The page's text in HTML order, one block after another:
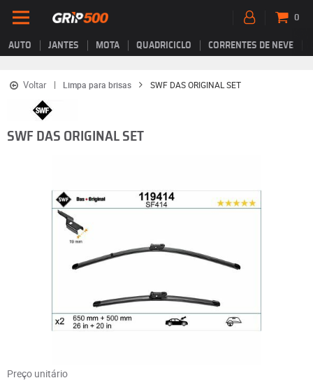
AUTO JANTES MOTA QUADRICICLO CORRENTES DE NEVE
0
Voltar Limpa para brisas SWF DAS ORIGINAL SET
SWF DAS ORIGINAL SET
Preço unitário